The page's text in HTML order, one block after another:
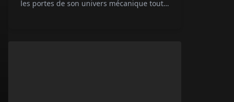
les portes de son univers mécanique tout